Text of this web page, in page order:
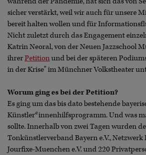
sicher verstärkt, weil wir auch für unsere
bereit halten wollen und für
Nicht zuletzt durch das Engagement
Katrin Neoral, von der Neuen Jazzschool
ihrerPetitionund bei der späteren
in der Krise" im Münchner Volkstheater
Worum ging es bei der Petition?
Es ging um das bis dato bestehende
Künstler*innenhilfsprogramm. Und was
sollte. Innerhalb von zwei Tagen wurden
Tonkünstlerverband Bayern e.V., Netzwerk
Jourfixe-Muenchen e.V. und 220